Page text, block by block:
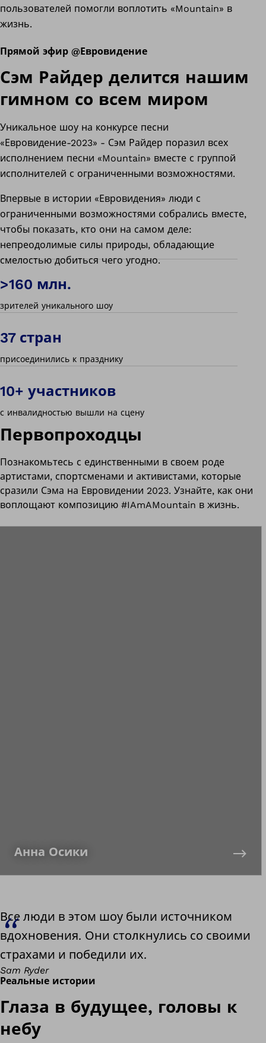
пользователей помогли воплотить «Mountain» в
жизнь.
Прямой эфир @Евровидение
Сэм Райдер делится нашим
гимном со всем миром
Уникальное шоу на конкурсе песни
«Евровидение-2023» - Сэм Райдер поразил всех
исполнением песни «Mountain» вместе с группой
исполнителей с ограниченными возможностями.
Впервые в истории «Евровидения» люди с
ограниченными возможностями собрались вместе,
чтобы показать, кто они на самом деле:
непреодолимые силы природы, обладающие
смелостью добиться чего угодно.
>160 млн.
зрителей уникального шоу
37 стран
присоединились к празднику
10+ участников
с инвалидностью вышли на сцену
Первопроходцы
Познакомьтесь с единственными в своем роде
артистами, спортсменами и активистами, которые
сразили Сэма на Евровидении 2023. Узнайте, как они
воплощают композицию #IAmAMountain в жизнь.
Анна Осики
Все люди в этом шоу были источником
вдохновения. Они столкнулись со своими
страхами и победили их.
Sam Ryder
Реальные истории
Глаза в будущее, головы к
небу